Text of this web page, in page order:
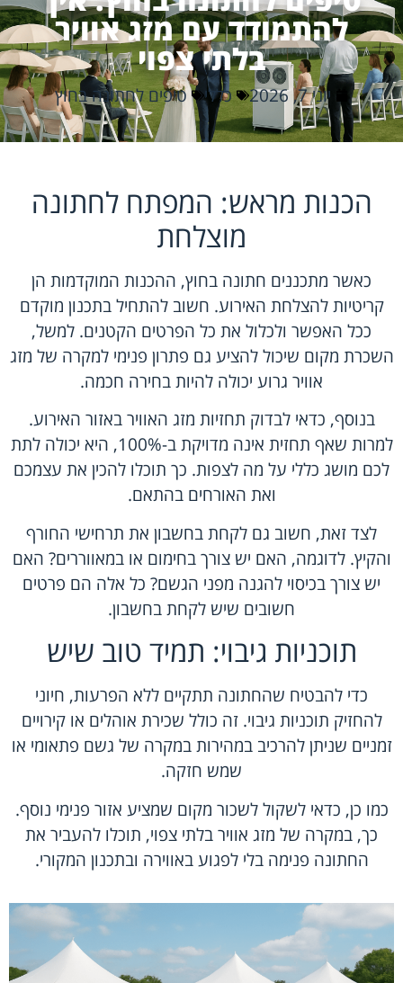
להתמודד עם מזג אוויר
בלתי צפוי
יוני 7, 2026 כללי טיפים לחתונה בחוץ
הכנות מראש: המפתח לחתונה
מוצלחת
כאשר מתכננים חתונה בחוץ, ההכנות המוקדמות הן
קריטיות להצלחת האירוע. חשוב להתחיל בתכנון מוקדם
ככל האפשר ולכלול את כל הפרטים הקטנים. למשל,
השכרת מקום שיכול להציע גם פתרון פנימי למקרה של מזג
אוויר גרוע יכולה להיות בחירה חכמה.
בנוסף, כדאי לבדוק תחזיות מזג האוויר באזור האירוע.
למרות שאף תחזית אינה מדויקת ב-100%, היא יכולה לתת
לכם מושג כללי על מה לצפות. כך תוכלו להכין את עצמכם
ואת האורחים בהתאם.
לצד זאת, חשוב גם לקחת בחשבון את תרחישי החורף
והקיץ. לדוגמה, האם יש צורך בחימום או במאווררים? האם
יש צורך בכיסוי להגנה מפני הגשם? כל אלה הם פרטים
חשובים שיש לקחת בחשבון.
תוכניות גיבוי: תמיד טוב שיש
כדי להבטיח שהחתונה תתקיים ללא הפרעות, חיוני
להחזיק תוכניות גיבוי. זה כולל שכירת אוהלים או קירויים
זמניים שניתן להרכיב במהירות במקרה של גשם פתאומי או
שמש חזקה.
כמו כן, כדאי לשקול לשכור מקום שמציע אזור פנימי נוסף.
כך, במקרה של מזג אוויר בלתי צפוי, תוכלו להעביר את
החתונה פנימה בלי לפגוע באווירה ובתכנון המקורי.